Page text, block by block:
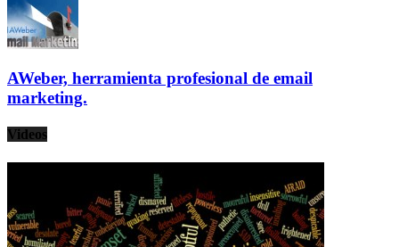
AWeber, herramienta profesional de email
marketing.
Videos